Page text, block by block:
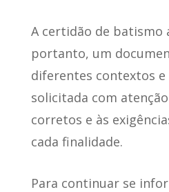
A certidão de batismo
portanto, um
diferentes contextos e
solicitada com
corretos e às
cada finalidade.
Para continuar se